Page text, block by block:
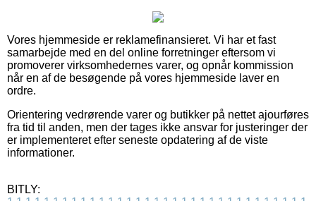
Vores hjemmeside er reklamefinansieret. Vi har et fast
samarbejde med en del online forretninger eftersom vi
promoverer virksomhedernes varer, og opnår kommission
når en af de besøgende på vores hjemmeside laver en
ordre.
Orientering vedrørende varer og butikker på nettet ajourføres
fra tid til anden, men der tages ikke ansvar for justeringer der
er implementeret efter seneste opdatering af de viste
informationer.
BITLY: